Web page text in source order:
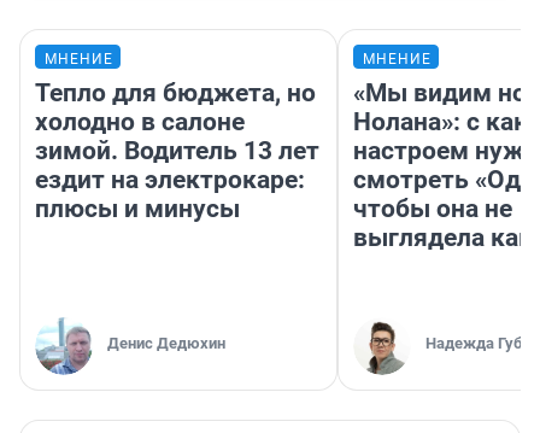
МНЕНИЕ
Тепло для бюджета, но
холодно в салоне
зимой. Водитель 13 лет
ездит на электрокаре:
плюсы и минусы
Денис Дедюхин
МНЕНИЕ
«Мы видим
Нолана»: с
настроем
смотреть
чтобы она не
выглядела как
Надежда